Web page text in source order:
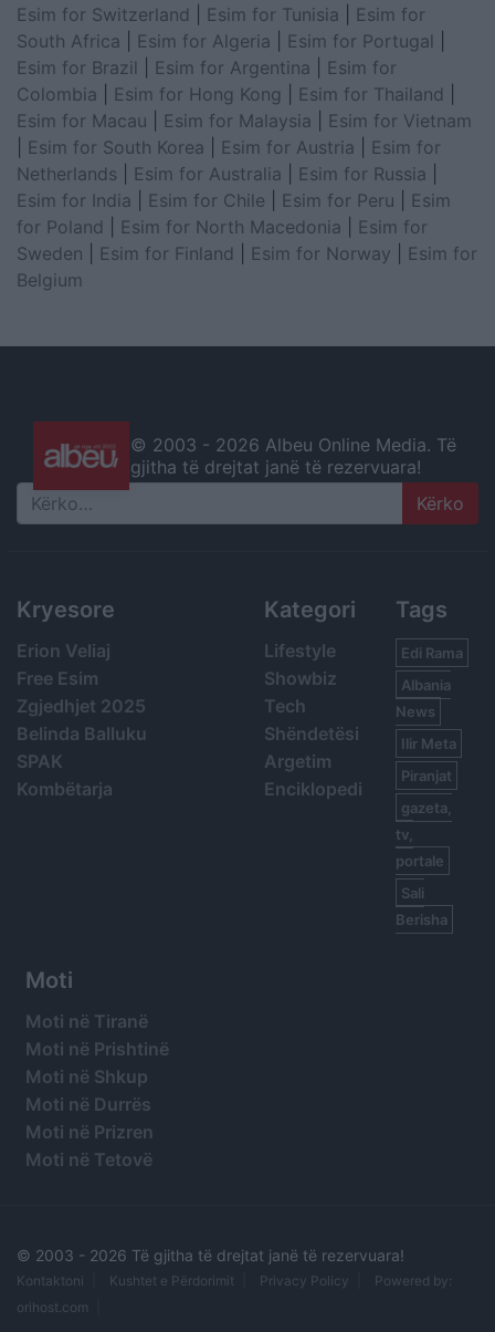
Esim for Switzerland
Esim for Tunisia
Esim for
South Africa
Esim for Algeria Esim for Portugal
Esim for Brazil
Esim for Argentina
Esim for
Colombia
Esim for Hong Kong Esim for Thailand
Esim for Macau
Esim for Malaysia
Esim for Vietnam
Esim for South Korea Esim for Austria
Esim for
Netherlands
Esim for Australia Esim for Russia
Esim for India
Esim for Chile Esim for Peru
Esim
for Poland
Esim for North Macedonia
Esim for
Sweden
Esim for Finland Esim for Norway
Esim for
Belgium
© 2003 - 2026 Albeu Online Media. Të
gjitha të drejtat janë të rezervuara!
Search
Kryesore
Erion Veliaj
Free Esim
Zgjedhjet 2025
Belinda Balluku
SPAK
Kombëtarja
Kategori
Lifestyle
Showbiz
Tech
Shëndetësi
Argetim
Enciklopedi
Tags
Edi Rama
Albania
News
Ilir Meta
Piranjat
gazeta,
tv,
portale
Sali
Berisha
Moti
Moti në Tiranë
Moti në Prishtinë
Moti në Shkup
Moti në Durrës
Moti në Prizren
Moti në Tetovë
© 2003 - 2026 Të gjitha të drejtat janë të rezervuara!
Kontaktoni Kushtet e Përdorimit Privacy Policy
Powered by:
orihost.com